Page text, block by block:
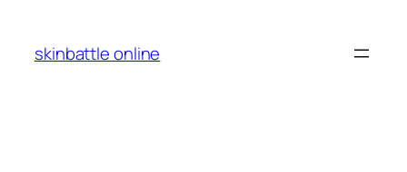
содержимому
skinbattle online